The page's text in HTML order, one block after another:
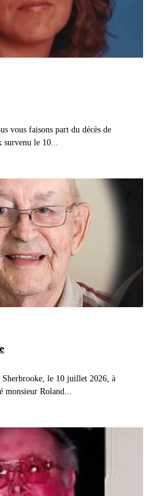
vous faisons part du décès de
le 10...
le 10 juillet 2026, à
monsieur Roland...